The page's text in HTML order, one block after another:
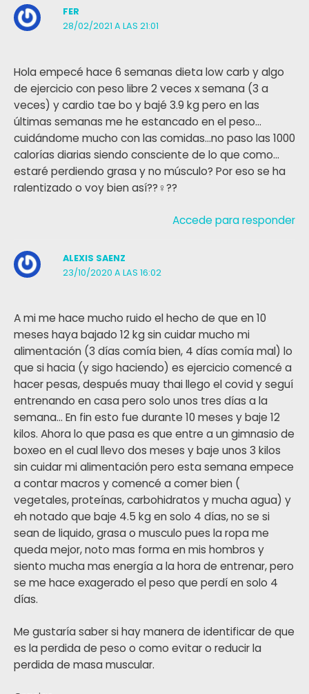
FER
28/02/2021 A LAS 21:01
Hola empecé hace 6 semanas dieta low carb y algo
de ejercicio con peso libre 2 veces x semana (3 a
veces) y cardio tae bo y bajé 3.9 kg pero en las
últimas semanas me he estancado en el peso…
cuidándome mucho con las comidas…no paso las 1000
calorías diarias siendo consciente de lo que como…
estaré perdiendo grasa y no músculo? Por eso se ha
ralentizado o voy bien así??‍♀️??
Accede para responder
ALEXIS SAENZ
23/10/2020 A LAS 16:02
A mi me hace mucho ruido el hecho de que en 10
meses haya bajado 12 kg sin cuidar mucho mi
alimentación (3 días comía bien, 4 días comía mal) lo
que si hacia (y sigo haciendo) es ejercicio comencé a
hacer pesas, después muay thai llego el covid y seguí
entrenando en casa pero solo unos tres días a la
semana… En fin esto fue durante 10 meses y baje 12
kilos. Ahora lo que pasa es que entre a un gimnasio de
boxeo en el cual llevo dos meses y baje unos 3 kilos
sin cuidar mi alimentación pero esta semana empece
a contar macros y comencé a comer bien (
vegetales, proteínas, carbohidratos y mucha agua) y
eh notado que baje 4.5 kg en solo 4 días, no se si
sean de liquido, grasa o musculo pues la ropa me
queda mejor, noto mas forma en mis hombros y
siento mucha mas energía a la hora de entrenar, pero
se me hace exagerado el peso que perdí en solo 4
días.
Me gustaría saber si hay manera de identificar de que
es la perdida de peso o como evitar o reducir la
perdida de masa muscular.